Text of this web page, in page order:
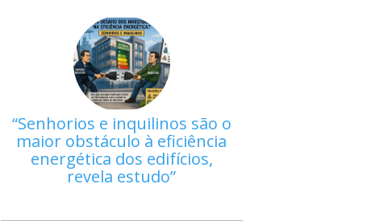
Senhorios e inquilinos são o
maior obstáculo à eficiência
energética dos edifícios,
revela estudo